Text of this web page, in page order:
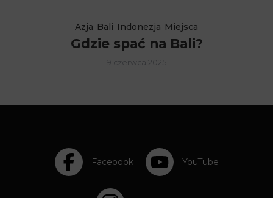
Azja Bali Indonezja Miejsca
Gdzie spać na Bali?
9 czerwca 2025